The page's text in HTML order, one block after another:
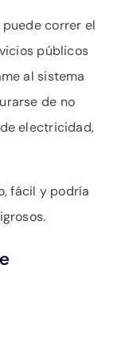
correr el
públicos
al sistema
de no
electricidad,
fácil y podría